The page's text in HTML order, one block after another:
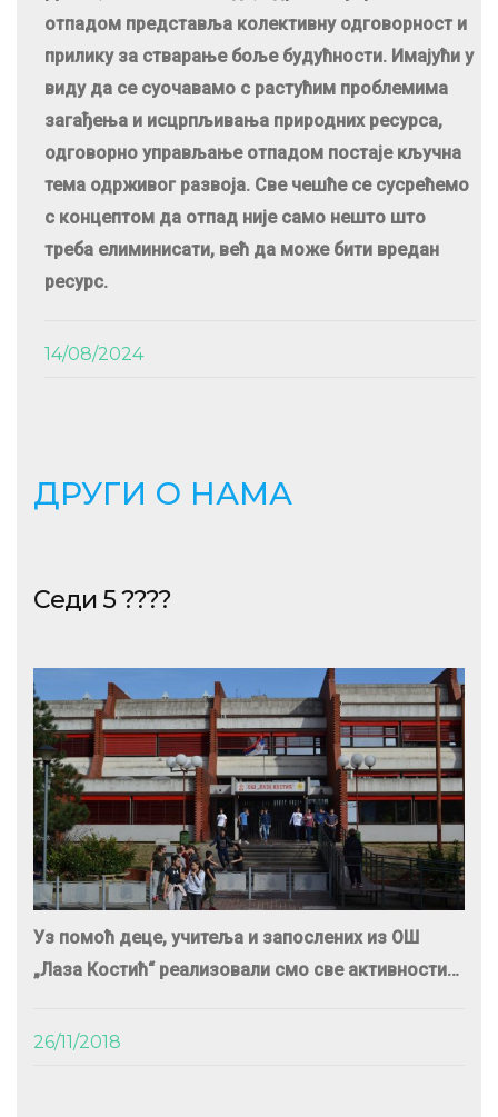
отпадом представља колективну одговорност и
прилику за стварање боље будућности. Имајући у
виду да се суочавамо с растућим проблемима
загађења и исцрпљивања природних ресурса,
одговорно управљање отпадом постаје кључна
тема одрживог развоја. Све чешће се сусрећемо
с концептом да отпад није само нешто што
треба елиминисати, већ да може бити вредан
ресурс.
14/08/2024
ДРУГИ О НАМА
Седи 5 ????
Уз помоћ деце, учитеља и запослених из ОШ
„Лаза Костић“ реализовали смо све активности…
26/11/2018